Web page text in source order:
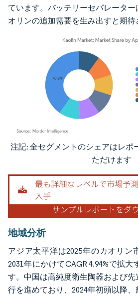
ています。バッテリーセパレーター
オリンの追加需要を生み出すと期待
画像 © Mordor Intelligence。再利用にはCC BY
注記: 全セグメントのシェアはレポ
ただけます
地域分析
アジア太平洋は2025年のカオリン
2031年にかけてCAGR 4.94%で拡
す。中国は高純度衛生陶器および
行を進めており、2024年初頭以降